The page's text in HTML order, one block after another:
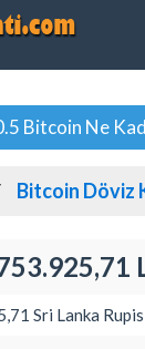
Bitcoin Ne
Bitcoin Döviz
Sri Lanka